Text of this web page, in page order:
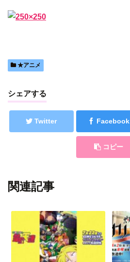
★アニメ
シェアする
Twitter Facebook
コピー
関連記事